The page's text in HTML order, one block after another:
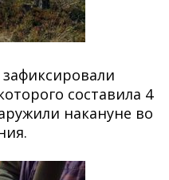
составила 4
накануне во